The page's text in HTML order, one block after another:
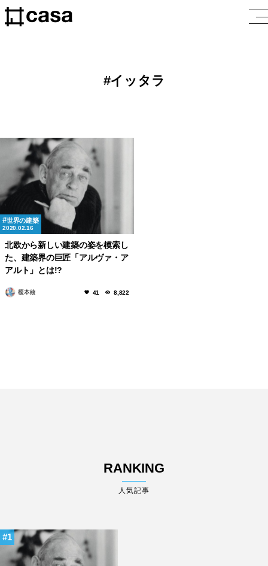
イッタラ
世界の建築
2020.02.16
北欧から新しい建築の姿を模索し
た、建築界の巨匠「アルヴァ・ア
アルト」とは!?
榎本綾 41 8,822
RANKING
人気記事
1